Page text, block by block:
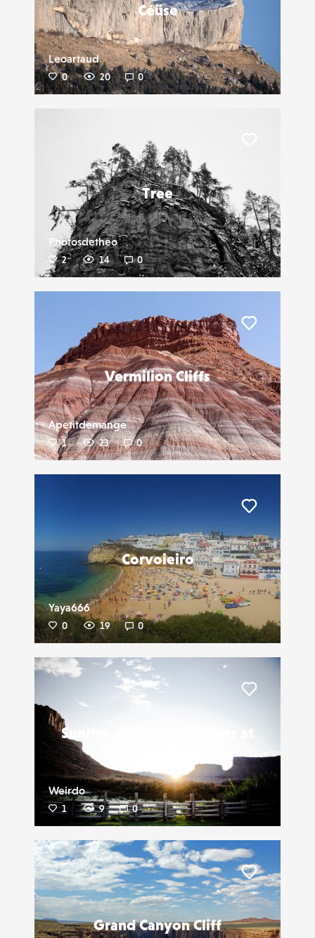
Céüse
Leoartaud
0 20 0
Tree
Photosdetheo
2 14 0
Vermilion Cliffs
Apetitdemange
1 23 0
Corvoieiro
Yaya666
0 19 0
Sunrise on Colorado River at
Weirdo
1 9 0
Grand Canyon Cliff
Liker